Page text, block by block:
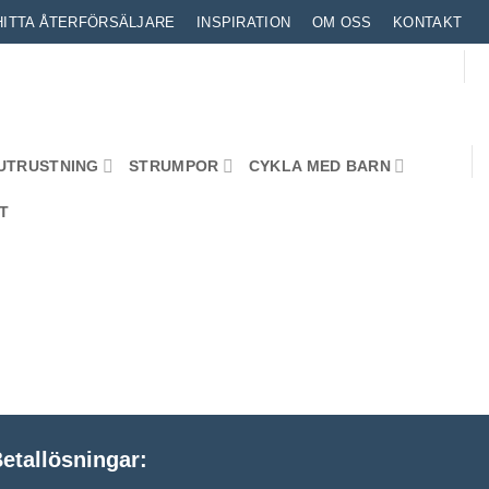
ÅTERFÖRSÄLJARE INSPIRATION OM OSS KONTAKT
STRUMPOR CYKLA MED BARN